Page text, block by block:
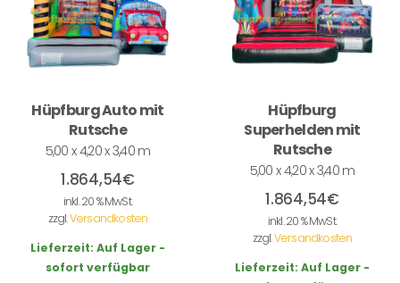
Hüpfburg Auto mit
Rutsche
5,00 x 4,20 x 3,40 m
1.864,54€
inkl. 20 % MwSt.
zzgl.Versandkosten
Lieferzeit: Auf Lager -
sofort verfügbar
Hüpfburg
Superhelden mit
Rutsche
5,00 x 4,20 x 3,40 m
1.864,54€
inkl. 20 % MwSt.
zzgl.Versandkosten
Lieferzeit: Auf Lager -